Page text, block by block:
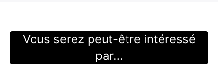
Vous serez peut-être intéressé
par…